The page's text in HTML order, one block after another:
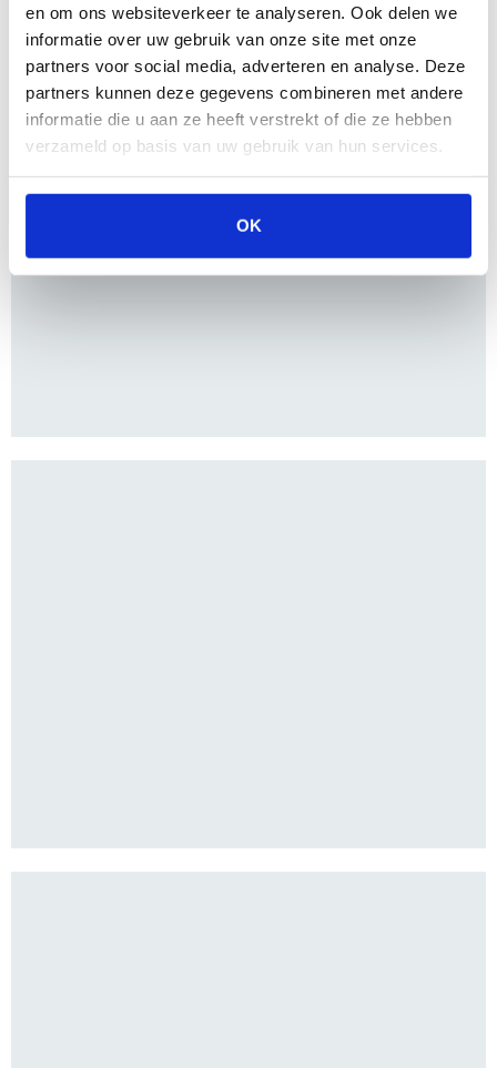
en om ons websiteverkeer te analyseren. Ook delen we
informatie over uw gebruik van onze site met onze
partners voor social media, adverteren en analyse. Deze
partners kunnen deze gegevens combineren met andere
informatie die u aan ze heeft verstrekt of die ze hebben
verzameld op basis van uw gebruik van hun services.
OK